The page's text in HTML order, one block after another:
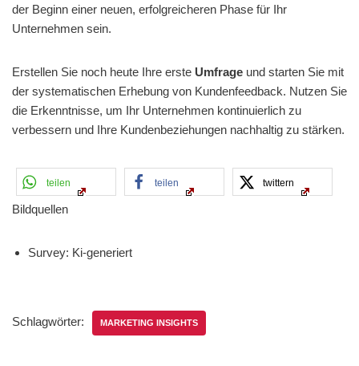
der Beginn einer neuen, erfolgreicheren Phase für Ihr
Unternehmen sein.
Erstellen Sie noch heute Ihre erste Umfrage und starten Sie mit
der systematischen Erhebung von Kundenfeedback. Nutzen Sie
die Erkenntnisse, um Ihr Unternehmen kontinuierlich zu
verbessern und Ihre Kundenbeziehungen nachhaltig zu stärken.
teilen teilen twittern
Bildquellen
Survey: Ki-generiert
Schlagwörter: MARKETING INSIGHTS